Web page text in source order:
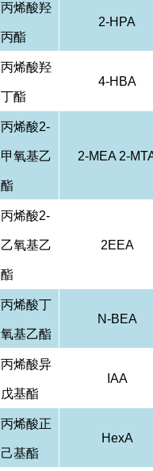
丙烯酸羟
丙酯
2-HPA
丙烯酸羟
丁酯
4-HBA
丙烯酸2-
甲氧基乙
酯
2-MEA 2-
丙烯酸2-
乙氧基乙
酯
2EEA
丙烯酸丁
氧基乙酯
N-BEA
丙烯酸异
戊基酯
IAA
丙烯酸正
己基酯
HexA